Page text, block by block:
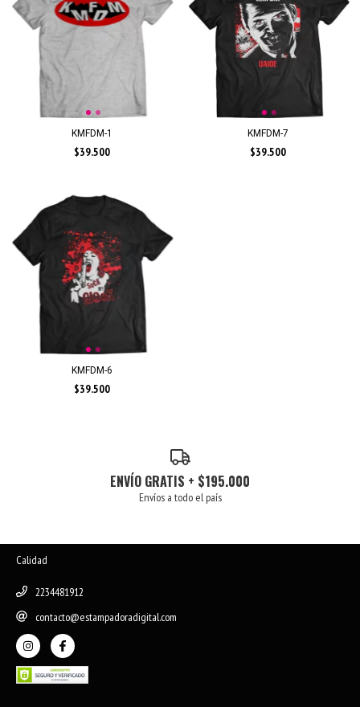
KMFDM-1
$39.500
KMFDM-7
$39.500
KMFDM-6
$39.500
ENVÍO GRATIS + $195.000
Envíos a todo el país
Calidad
2234481912
contacto@estampadoradigital.com